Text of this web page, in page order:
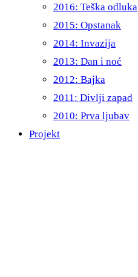
2016: Teška odluka
2015: Opstanak
2014: Invazija
2013: Dan i noć
2012: Bajka
2011: Divlji zapad
2010: Prva ljubav
Projekt